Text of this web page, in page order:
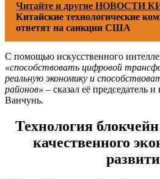
Читайте и другие НОВОСТИ
Китайские технологические
ответят на санкции США
С помощью искусственного
«способствовать цифровой
реальную экономику и
районов» – сказал её председатель
Ванчунь.
Технология
качественного